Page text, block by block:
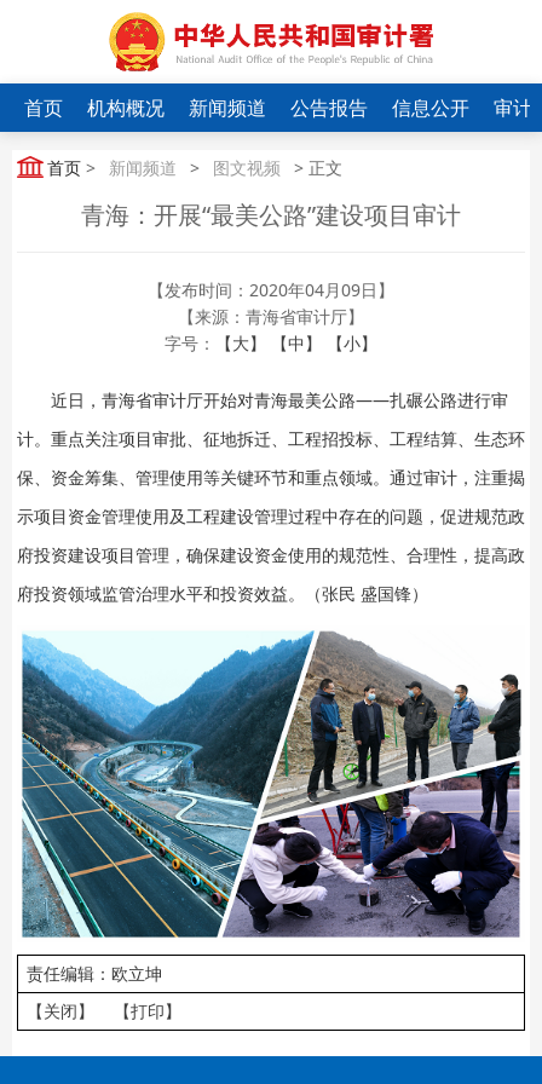
首页 机构概况 新闻频道 公告报告 信息公开 审计
首页 > 新闻频道 > 图文视频 > 正文
青海：开展“最美公路”建设项目审计
【发布时间：2020年04月09日】
【来源：青海省审计厅】
字号：
【大】 【中】 【小】
近日，青海省审计厅开始对青海最美公路——扎碾公路进行审
计。重点关注项目审批、征地拆迁、工程招投标、工程结算、生态环
保、资金筹集、管理使用等关键环节和重点领域。通过审计，注重揭
示项目资金管理使用及工程建设管理过程中存在的问题，促进规范政
府投资建设项目管理，确保建设资金使用的规范性、合理性，提高政
府投资领域监管治理水平和投资效益。（张民 盛国锋）
责任编辑：欧立坤
【关闭】
【打印】